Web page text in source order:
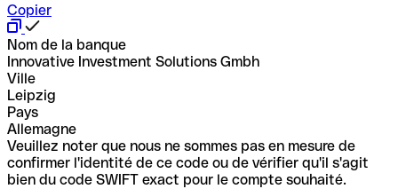
Copier
Nom de la banque
Innovative Investment Solutions Gmbh
Ville
Leipzig
Pays
Allemagne
Veuillez noter que nous ne sommes pas en mesure de
confirmer l'identité de ce code ou de vérifier qu'il s'agit
bien du code SWIFT exact pour le compte souhaité.